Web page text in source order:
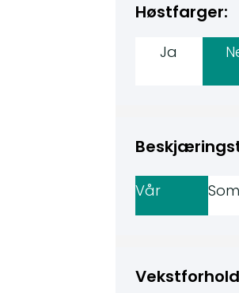
Høstfarger:
Ja
Vår